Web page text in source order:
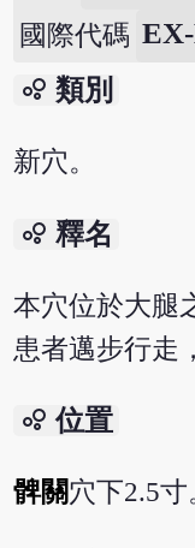
國際代碼
bubble_chart 類別
新穴。
bubble_chart 釋名
本穴位於大腿
患者邁步行走
bubble_chart 位置
髀關穴下2.5寸